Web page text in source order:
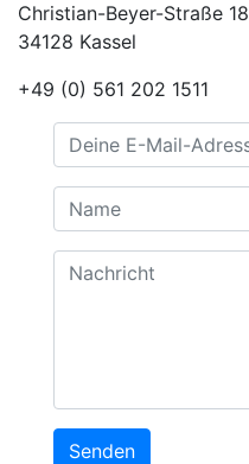
Christian-Beyer-Straße 18
34128 Kassel
+49 (0) 561 202 1511